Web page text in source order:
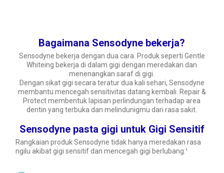
Bagaimana Sensodyne bekerja?
Sensodyne bekerja dengan dua cara. Produk seperti Gentle
Whiteing bekerja di dalam gigi dengan meredakan dan
menenangkan saraf di gigi.
Dengan sikat gigi secara teratur dua kali sehari, Sensodyne
membantu mencegah sensitivitas datang kembali. Repair &
Protect membentuk lapisan perlindungan terhadap area
dentin yang terbuka dan melindunigmu dari rasa sakit.
Sensodyne pasta gigi untuk Gigi Sensitif
Rangkaian produk Sensodyne tidak hanya meredakan rasa
ngilu akibat gigi sensitif dan mencegah gigi berlubang:¹